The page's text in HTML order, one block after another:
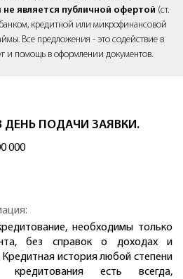
не является публичной офертой (ст.
кредитной или микрофинансовой
Все предложения - это содействие в
и помощь в оформлении документов.
ПОДАЧИ ЗАЯВКИ.
000
необходимы только
без справок о доходах и
история любой степени
кредитования есть всегда,